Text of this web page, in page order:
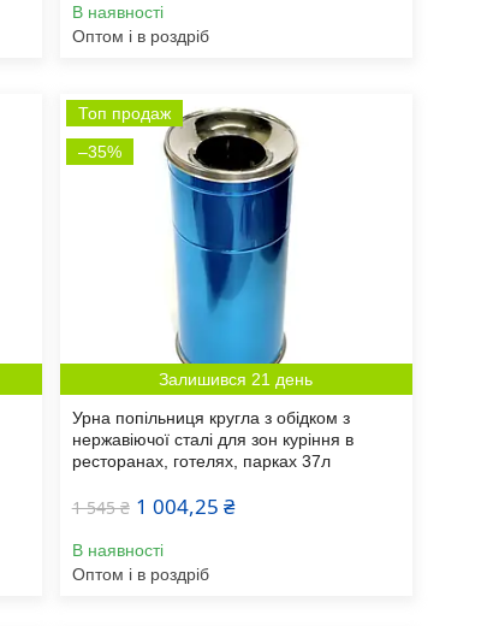
В наявності
Оптом і в роздріб
Топ продаж
–35%
Залишився 21 день
Урна попільниця кругла з обідком з
нержавіючої сталі для зон куріння в
ресторанах, готелях, парках 37л
1 545 ₴ 1 004,25 ₴
В наявності
Оптом і в роздріб